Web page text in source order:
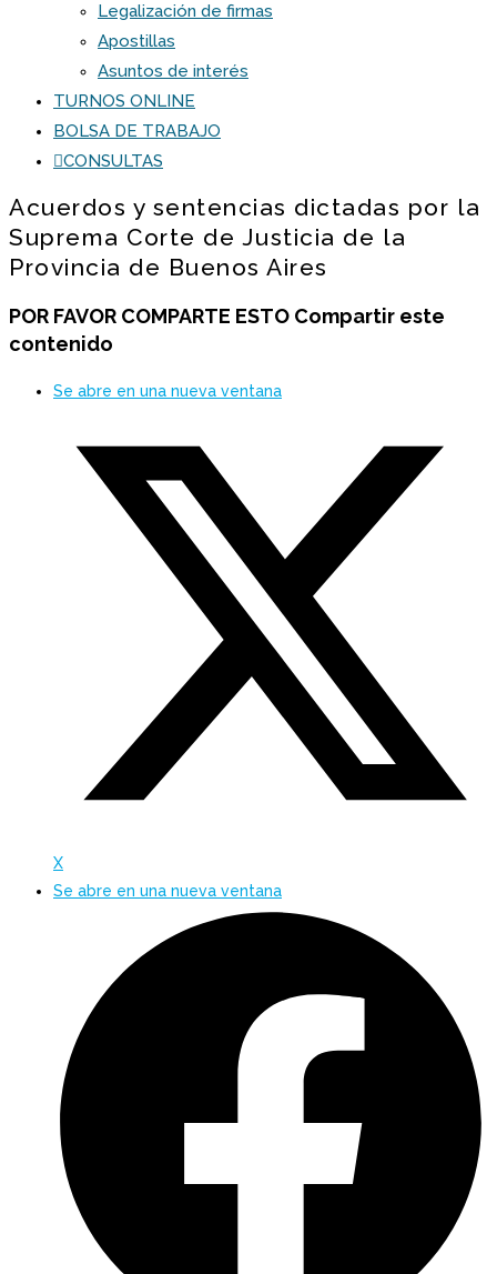
Legalización de firmas
Apostillas
Asuntos de interés
TURNOS ONLINE
BOLSA DE TRABAJO
CONSULTAS
Acuerdos y sentencias dictadas por la
Suprema Corte de Justicia de la
Provincia de Buenos Aires
POR FAVOR COMPARTE ESTO Compartir este
contenido
Se abre en una nueva ventana
X
Se abre en una nueva ventana